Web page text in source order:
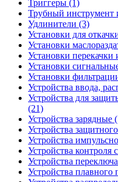
Триггеры (1)
Трубный инструмент
Удлинители (3)
Установки для
Установки
Установки перекачки
Установки
Установки
Устройства ввода,
Устройства для
(21)
Устройства зарядные
Устройства
Устройства
Устройства контроля
Устройства
Устройства плавного